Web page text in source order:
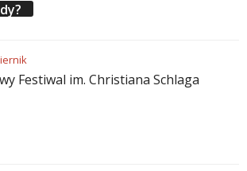
Festiwal im. Christiana Schlaga